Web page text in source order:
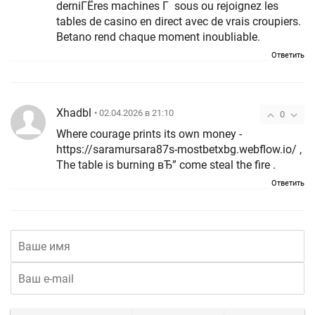
derniГЁres machines Г sous ou rejoignez les
tables de casino en direct avec de vrais croupiers.
Betano rend chaque moment inoubliable.
Ответить
0
Xhadbl • 02.04.2026 в 21:10
Where courage prints its own money -
https://saramursara87s-mostbetxbg.webflow.io/ ,
The table is burning вЂ” come steal the fire .
Ответить